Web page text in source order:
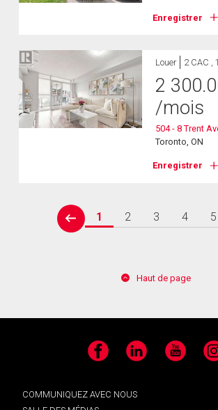
Enregistrer
Louer 2 CAC ,
2
/mois
504 - 8 Trent
Toronto, ON
Enregistrer
prev
1 2 3 4 5
Haut de page
Facebook LinkedIn YouTube
COMMUNIQUEZ AVEC NOUS